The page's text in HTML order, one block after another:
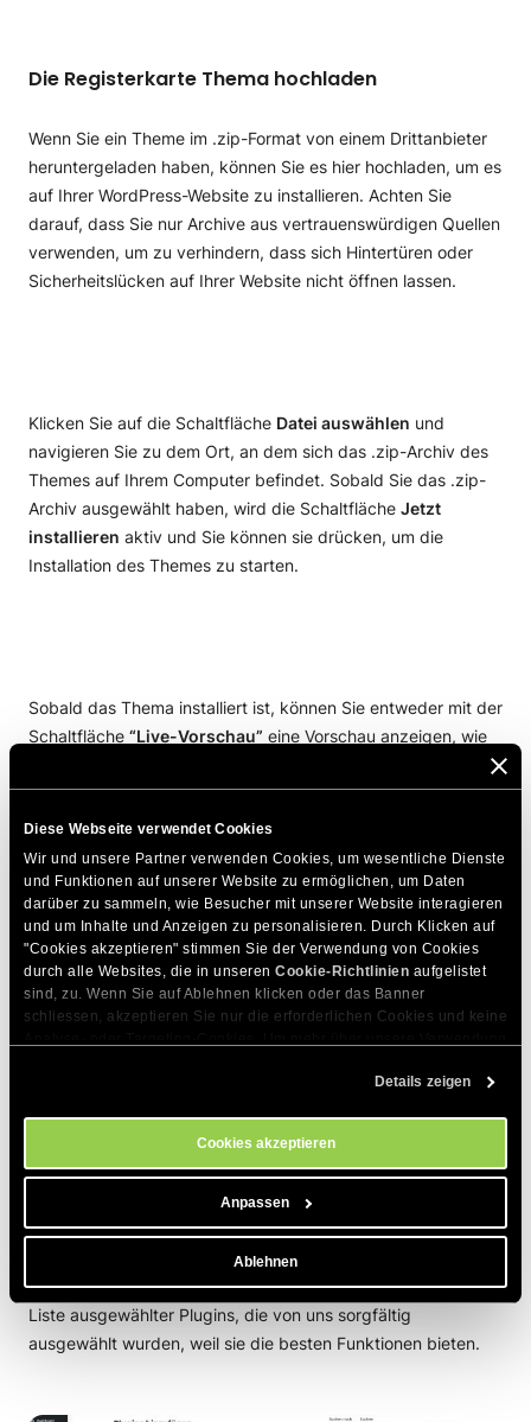
Diese Webseite verwendet Cookies
Wir und unsere Partner verwenden Cookies, um wesentliche Dienste
und Funktionen auf unserer Website zu ermöglichen, um Daten
darüber zu sammeln, wie Besucher mit unserer Website interagieren
und um Inhalte und Anzeigen zu personalisieren. Durch Klicken auf
"Cookies akzeptieren" stimmen Sie der Verwendung von Cookies
durch alle Websites, die in unseren Cookie-Richtlinien aufgelistet
sind, zu. Wenn Sie auf Ablehnen klicken oder das Banner
schliessen, akzeptieren Sie nur die erforderlichen Cookies und keine
. Sie können Ihre Cookie-Einstellungen jederzeit im
Details zeigen
Cookies akzeptieren
Anpassen
Ablehnen
Die Registerkarte Thema hochladen
Wenn Sie ein Theme im .zip-Format von einem Drittanbieter
heruntergeladen haben, können Sie es hier hochladen, um es
auf Ihrer WordPress-Website zu installieren. Achten Sie
darauf, dass Sie nur Archive aus vertrauenswürdigen Quellen
verwenden, um zu verhindern, dass sich Hintertüren oder
Sicherheitslücken auf Ihrer Website nicht öffnen lassen.
Klicken Sie auf die Schaltfläche Datei auswählen und
navigieren Sie zu dem Ort, an dem sich das .zip-Archiv des
Themes auf Ihrem Computer befindet. Sobald Sie das .zip-
Archiv ausgewählt haben, wird die Schaltfläche Jetzt
installieren aktiv und Sie können sie drücken, um die
Installation des Themes zu starten.
Sobald das Thema installiert ist, können Sie entweder mit der
Schaltfläche “Live-Vorschau” eine Vorschau anzeigen, wie
dieSeite “Themes”gehen, um eine Liste aller derzeit
installierten Themen anzuzeigen
Die Seite Plugins hinzufügen
Der Abschnitt unterPlugins -> Neu hinzufügenwurde
enthält nun ähnliche Registerkarten wie bei den Themes, die
sowie auf das offizielle WordPress-Plugin-Repository
ermöglichen.
Die Registerkarte Empfohlen sehen
Die erste Registerkarte ist “Empfohlen sehen” und zeigt eine
Liste ausgewählter Plugins, die von uns sorgfältig
ausgewählt wurden, weil sie die besten Funktionen bieten.